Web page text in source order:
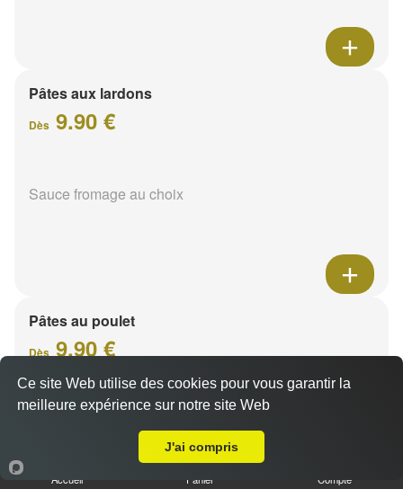
Pâtes aux lardons
Dès 9.90 €
Sauce fromage au choix
Pâtes au poulet
Dès 9.90 €
Accueil Panier Compte
Ce site Web utilise des cookies pour vous garantir la
meilleure expérience sur notre site Web
J'ai compris